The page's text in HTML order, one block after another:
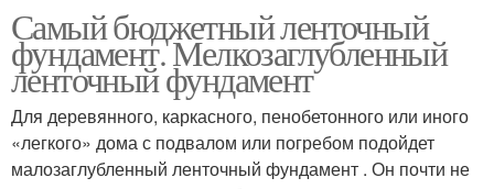
Самый бюджетный ленточный
фундамент. Мелкозаглубленный
ленточный фундамент
Для деревянного, каркасного, пенобетонного или иного
«легкого» дома с подвалом или погребом подойдет
малозаглубленный ленточный фундамент . Он почти не